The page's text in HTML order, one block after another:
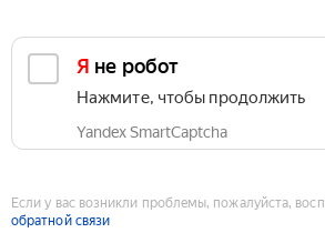
Я не робот
Нажмите, чтобы продолжить
Yandex SmartCaptcha
Если у вас возникли проблемы, пожалуйста,
обратной связи